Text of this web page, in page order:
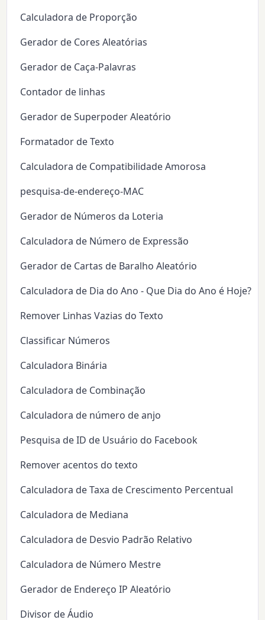
Calculadora de Proporção
Gerador de Cores Aleatórias
Gerador de Caça-Palavras
Contador de linhas
Gerador de Superpoder Aleatório
Formatador de Texto
Calculadora de Compatibilidade Amorosa
pesquisa-de-endereço-MAC
Gerador de Números da Loteria
Calculadora de Número de Expressão
Gerador de Cartas de Baralho Aleatório
Calculadora de Dia do Ano - Que Dia do Ano é Hoje?
Remover Linhas Vazias do Texto
Classificar Números
Calculadora Binária
Calculadora de Combinação
Calculadora de número de anjo
Pesquisa de ID de Usuário do Facebook
Remover acentos do texto
Calculadora de Taxa de Crescimento Percentual
Calculadora de Mediana
Calculadora de Desvio Padrão Relativo
Calculadora de Número Mestre
Gerador de Endereço IP Aleatório
Divisor de Áudio